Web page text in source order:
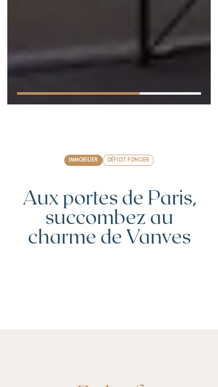
DÉFICIT FONCIER
IMMOBILIER
Aux portes de Paris,
succombez au
charme de Vanves